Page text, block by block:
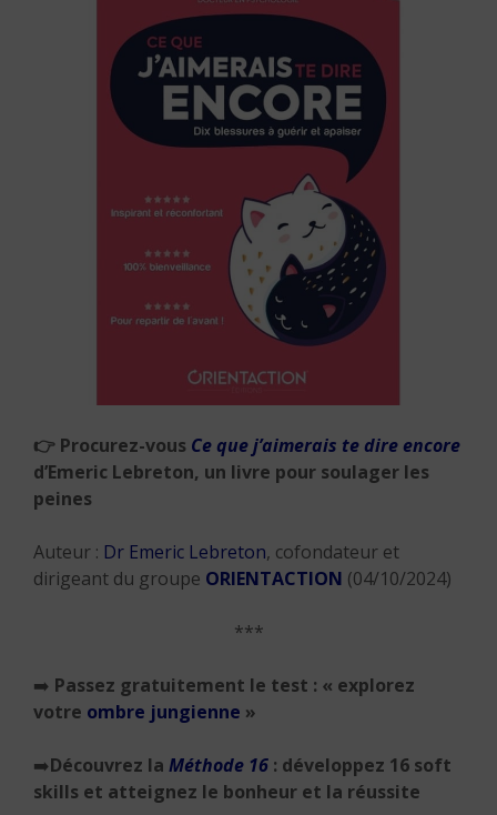
👉 Procurez-vous Ce que j’aimerais te dire encore
d’Emeric Lebreton, un livre pour soulager les
peines
Auteur : Dr Emeric Lebreton, cofondateur et
dirigeant du groupe ORIENTACTION (04/10/2024)
***
➡️ Passez gratuitement le test : « explorez
votre ombre jungienne »
➡️Découvrez la Méthode 16 : développez 16 soft
skills et atteignez le bonheur et la réussite